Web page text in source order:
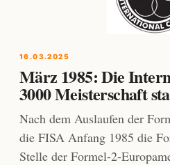
16.03.2025
März 1985: Die
3000 Meisterschaft
Nach dem Auslaufen der
die FISA Anfang 1985 die
Stelle der Formel-2-